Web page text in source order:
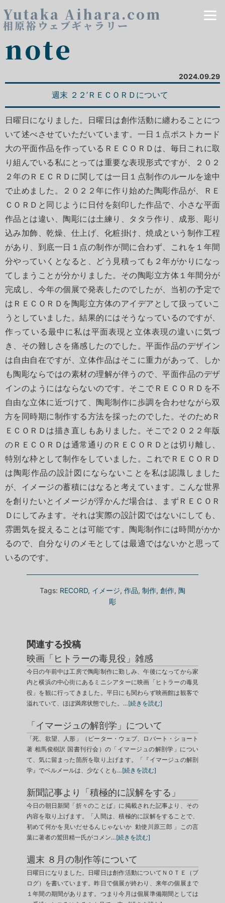
Yutaka Aihara.com
相原裕ウェブギャラリー
note
2024.09.29
週末 ２２’ＲＥＣＯＲＤについて
日曜日になりました。日曜日は創作活動に纏わることにつ
いて述べさせていただいています。一日１点ポストカード
大の平面作品を作っているＲＥＣＯＲＤは、毎日これに取
り組んでいる私にとっては重要な表現形式ですが、２０２
２年のＲＥＣＲＤに関しては一日１点制作のルールを途中
で止めました。２０２２年に作り始めた陶彫作品が、ＲＥ
ＣＯＲＤと同じように日付を刻印した作品で、小さな平面
作品とは違い、陶彫には土練り、タタラ作り、成形、彫り
込み加飾、乾燥、仕上げ、化粧掛け、焼成という制作工程
があり、到底一日１点の制作が間に合わず、これを１年間
分やっていくとなると、どう見積っても２年がかりになっ
てしまうことが分かりました。その陶彫立方体１年間分が
完成し、今年の個展で発表したのでしたが、当初の予定で
はＲＥＣＯＲＤを陶彫立方体のアイデアとして扱っていこ
うとしていました。結果的にはそうなっているのですが、
作っている最中に私は平面表現と立体表現の違いに気づ
き、その難しさを痛感したのでした。平面作品のデザイン
は自由自在ですが、立体作品はそこに重力があって、しか
も陶彫ならではの素材の理解が伴うので、平面作品のデザ
インのようにはならないのです。そこでＲＥＣＯＲＤを不
自由な立体に近づけて、陶彫制作に歩調を合わせながら双
方を同時期に制作する方法を採ったのでした。そのためＲ
ＥＣＯＲＤは描き直しもありました。そこで２０２２年版
のＲＥＣＯＲＤは通常通りのＲＥＣＯＲＤとは切り離し、
特別な枠として制作をしていました。これでＲＥＣＯＲＤ
は陶彫作品の設計図にならないことを私は認識しました
が、イメージの蓄積にはなると考えています。こんな世界
を創りたいとイメージが浮かんだ場合は、まずＲＥＣＯＲ
Ｄにしてみます。それは実際の設計図ではないにしても、
雰囲気を捉えることは可能です。陶彫制作には時間がかか
るので、自分なりのメモとしては最適ではないかと思って
いるのです。
Tags: RECORD, イメージ, 作品, 制作, 創作, 陶
彫
関連する投稿
映画「ヒトラーの毒見役」雑感
今日の午前中は工房で陶彫制作に勤しみ、午後になってから家
内と横浜の中心街にあるミニシアターに映画「ヒトラーの毒見
役」を観に行ってきました。平日にも関わらず映画館は観客で
溢れていて、ほぼ満席状態でした。…[続きを読む]
「イマージュの解剖学」について
「死、欲望、人形」（ピーター・ウェブ、ロバート・ショート
著 相馬俊樹訳 国書刊行会）の「イマージュの解剖学」につい
て、気に留まった箇所を取り上げます。「『イマージュの解剖
学』でベルメールは、少なくとも…[続きを読む]
新聞記事より「積極的に誤解をする」
今日の朝日新聞「折々のことば」に掲載された記事より、その
内容を取り上げます。「人間は、積極的に誤解をすることで、
初めて何かを見いだせるんじゃないか 勅使川原三郎 」この言
葉に著者の鷲田精一氏がコメン…[続きを読む]
週末 ８月の制作等について
日曜日になりました。日曜日は創作活動についてＮＯＴＥ（ブ
ログ）を書いています。昨日で個展が終わり、来年の個展まで
１年間の期間があります。つまり今月は個展準備期間としては